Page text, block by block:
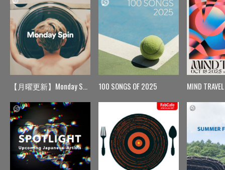
【月曜更新】Monday Spin 100 SONGS OF 2025 MIND TRAVEL